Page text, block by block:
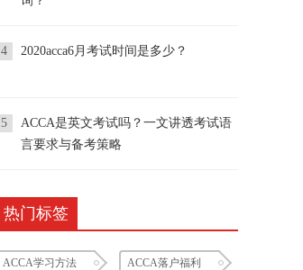
4 2020acca6月考试时间是多少？
5
ACCA是英文考试吗？一文讲透考试语
言要求与备考策略
热门标签
ACCA学习方法 ACCA落户福利